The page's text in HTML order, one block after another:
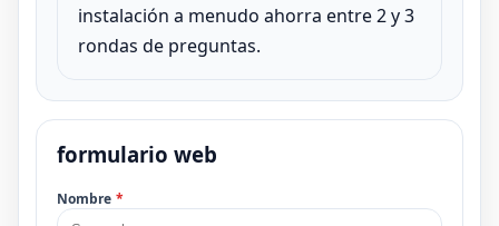
instalación a menudo ahorra entre 2 y 3
rondas de preguntas.
formulario web
Nombre *